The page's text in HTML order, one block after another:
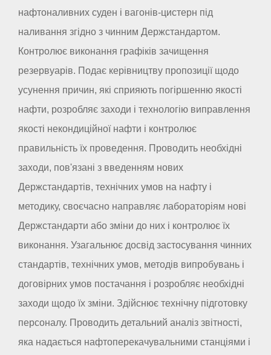
нафтоналивних суден і вагонів-цистерн під
наливання згідно з чинним Держстандартом.
Контролює виконання графіків зачищення
резервуарів. Подає керівництву пропозиції щодо
усунення причин, які сприяють погіршенню якості
нафти, розробляє заходи і технологію виправлення
якості некондиційної нафти і контролює
правильність їх проведення. Проводить необхідні
заходи, пов'язані з введенням нових
Держстандартів, технічних умов на нафту і
методику, своєчасно направляє лабораторіям нові
Держстандарти або зміни до них і контролює їх
виконання. Узагальнює досвід застосування чинних
стандартів, технічних умов, методів випробувань і
договірних умов постачання і розробляє необхідні
заходи щодо їх зміни. Здійснює технічну підготовку
персоналу. Проводить детальний аналіз звітності,
яка надається нафтоперекачувальними станціями і